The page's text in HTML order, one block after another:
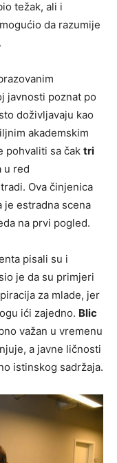
težak, ali i
da razumije
javnosti poznat po
doživljavaju kao
akademskim
pohvaliti sa čak tri
u red
Ova činjenica
je estradna scena
na prvi pogled.
pisali su i
je da su primjeri
za mlade, jer
ići zajedno. Blic
važan u vremenu
a javne ličnosti
istinskog sadržaja.